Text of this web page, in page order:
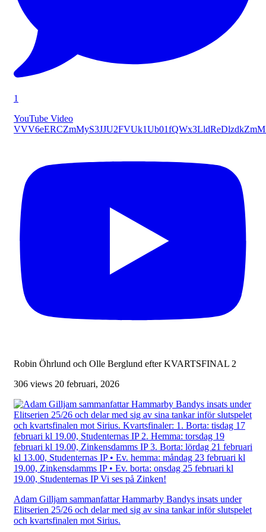
1
YouTube Video
Robin Öhrlund och Olle Berglund efter KVARTSFINAL 2
306 views 20 februari, 2026
Adam Gilljam sammanfattar Hammarby Bandys insats under
Elitserien 25/26 och delar med sig av sina tankar inför slutspelet
och kvartsfinalen mot Sirius.